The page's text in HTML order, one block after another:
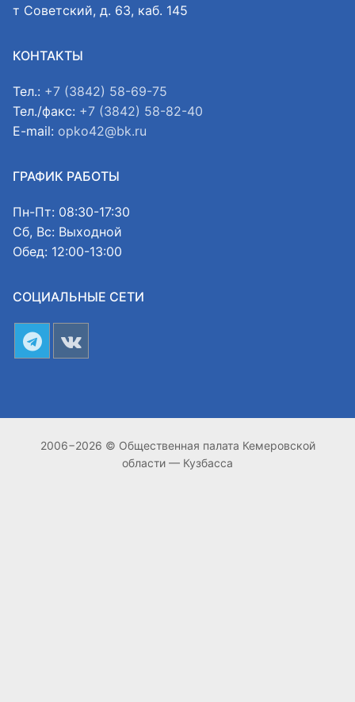
т Советский, д. 63, каб. 145
КОНТАКТЫ
Тел.: +7 (3842) 58-69-75
Тел./факс: +7 (3842) 58-82-40
E-mail: opko42@bk.ru
ГРАФИК РАБОТЫ
Пн-Пт: 08:30-17:30
Сб, Вс: Выходной
Обед: 12:00-13:00
СОЦИАЛЬНЫЕ СЕТИ
2006−2026 © Общественная палата Кемеровской
области — Кузбасса